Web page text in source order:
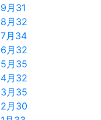
9月 31
8月 32
7月 34
6月 32
5月 35
4月 32
3月 35
2月 30